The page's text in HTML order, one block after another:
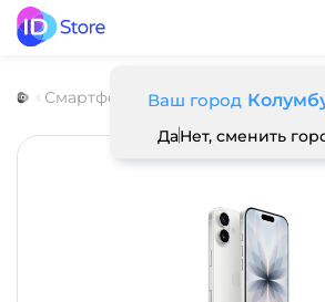
Ваш город
ДаНет, сменить
Смартфоны Apple Apple iPhone